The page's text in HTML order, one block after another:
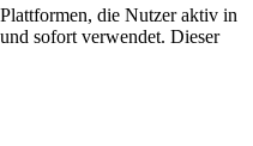
die Nutzer aktiv in
sofort verwendet. Dieser